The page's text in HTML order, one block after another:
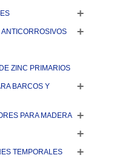
ANTICORROSIVOS
ZINC PRIMARIOS
BARCOS Y
PARA MADERA
TEMPORALES